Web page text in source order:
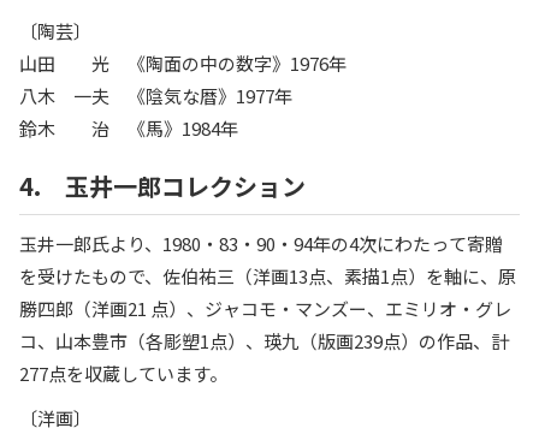
〔陶芸〕
山田 光 《陶面の中の数字》1976年
八木 一夫 《陰気な暦》1977年
鈴木 治 《馬》1984年
4. 玉井一郎コレクション
玉井一郎氏より、1980・83・90・94年の4次にわたって寄贈
を受けたもので、佐伯祐三（洋画13点、素描1点）を軸に、原
勝四郎（洋画21 点）、ジャコモ・マンズー、エミリオ・グレ
コ、山本豊市（各彫塑1点）、瑛九（版画239点）の作品、計
277点を収蔵しています。
〔洋画〕